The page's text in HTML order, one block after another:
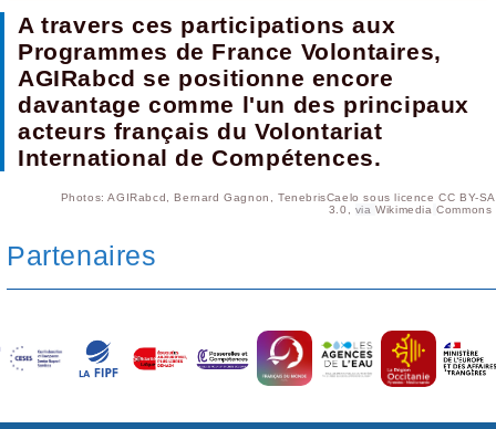
A travers ces participations aux
Programmes de France Volontaires,
AGIRabcd se positionne encore
davantage comme l'un des principaux
acteurs français du Volontariat
International de Compétences.
Photos: AGIRabcd, Bernard Gagnon, TenebrisCaelo sous licenceCC BY-SA
3.0
viaWikimedia Commons
Partenaires